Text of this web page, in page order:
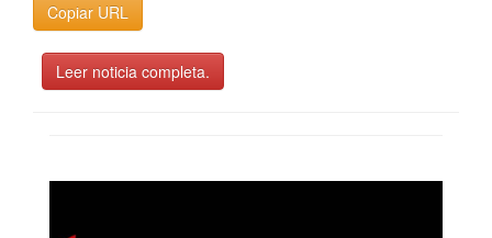
Copiar URL
Leer noticia completa.